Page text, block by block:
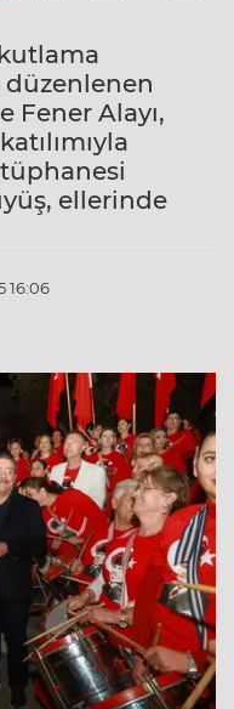
kutlama
Fener Alayı,
ellerinde
16:06